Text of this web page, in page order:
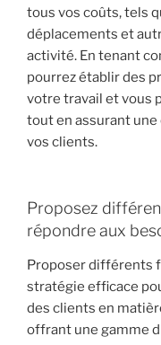
tous vos coûts, tels
déplacements et
activité. En tenant
pourrez établir des
votre travail et vous
tout en assurant
vos clients.
Proposez
répondre aux
Proposer différents
stratégie efficace
des clients en
offrant une gamme